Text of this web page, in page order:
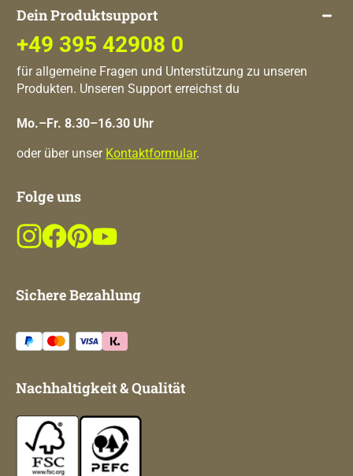
Dein Produktsupport
+49 395 42908 0
für allgemeine Fragen und Unterstützung zu unseren
Produkten. Unseren Support erreichst du
Mo.–Fr. 8.30–16.30 Uhr
oder über unser Kontaktformular.
Folge uns
Sichere Bezahlung
Nachhaltigkeit & Qualität